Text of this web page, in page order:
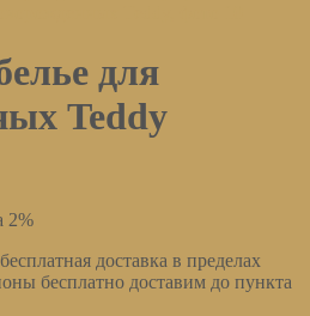
для
Teddy
2%
доставка в пределах
бесплатно доставим до пункта